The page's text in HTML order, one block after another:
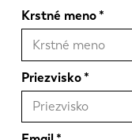
Krstné meno
Priezvisko